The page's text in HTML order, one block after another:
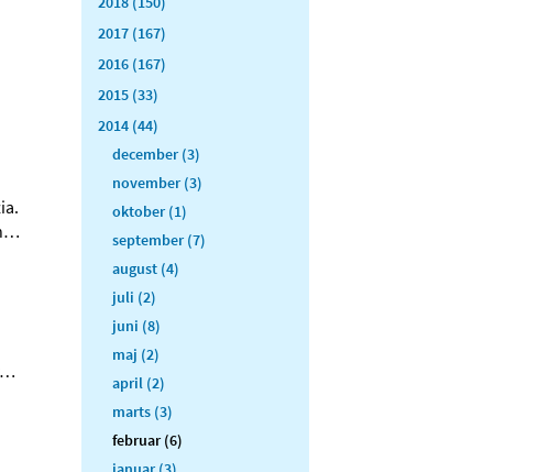
…
…
2017 (167)
2016 (167)
2015 (33)
2014 (44)
december (3)
november (3)
oktober (1)
september (7)
august (4)
juli (2)
juni (8)
maj (2)
april (2)
marts (3)
februar (6)